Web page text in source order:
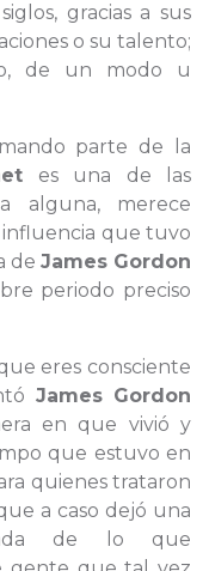
gracias a sus
o su talento;
de un modo u
parte de la
es una de las
alguna, merece
que tuvo
de James Gordon
periodo preciso
eres consciente
James Gordon
en que vivió y
que estuvo en
quienes trataron
a caso dejó una
de lo que